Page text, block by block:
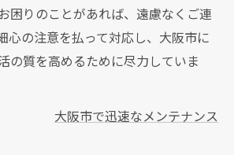
困りのことがあれば、遠慮なくご連
心の注意を払って対応し、大阪市に
の質を高めるために尽力していま
大阪市で迅速なメンテナンス